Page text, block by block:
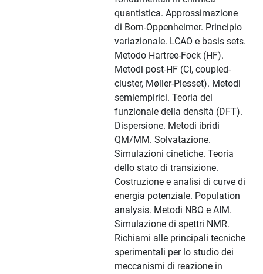
quantistica. Approssimazione
di Born-Oppenheimer. Principio
variazionale. LCAO e basis sets.
Metodo Hartree-Fock (HF).
Metodi post-HF (CI, coupled-
cluster, Møller-Plesset). Metodi
semiempirici. Teoria del
funzionale della densità (DFT).
Dispersione. Metodi ibridi
QM/MM. Solvatazione.
Simulazioni cinetiche. Teoria
dello stato di transizione.
Costruzione e analisi di curve di
energia potenziale. Population
analysis. Metodi NBO e AIM.
Simulazione di spettri NMR.
Richiami alle principali tecniche
sperimentali per lo studio dei
meccanismi di reazione in